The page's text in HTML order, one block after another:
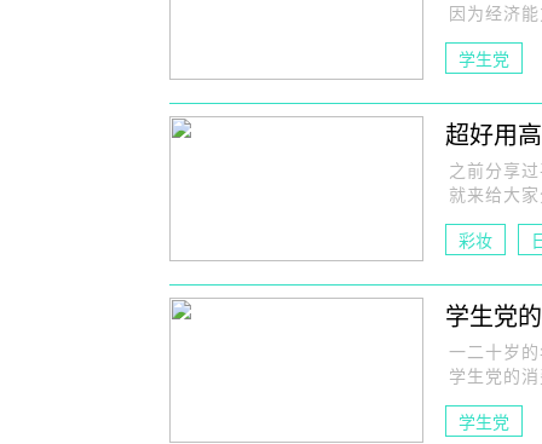
因为经济
学生党
超好用
之前分享
就来给大
彩妆
学生党
一二十岁
学生党的
学生党